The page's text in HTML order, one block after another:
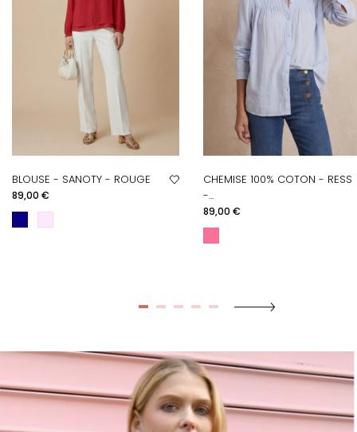
BLOUSE - SANOTY - ROUGE
Prix
89,00 €
CHEMISE 100% COTON - RESS
-...
Prix
89,00 €